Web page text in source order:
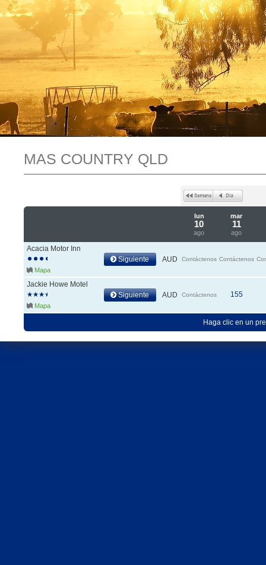
MAS COUNTRY QLD
lun
10
ago
mar
11
ago
Acacia Motor Inn
Mapa
Siguiente AUD Contáctenos Contáctenos
Jackie Howe Motel
Mapa
Siguiente AUD Contáctenos 155
Haga clic en un